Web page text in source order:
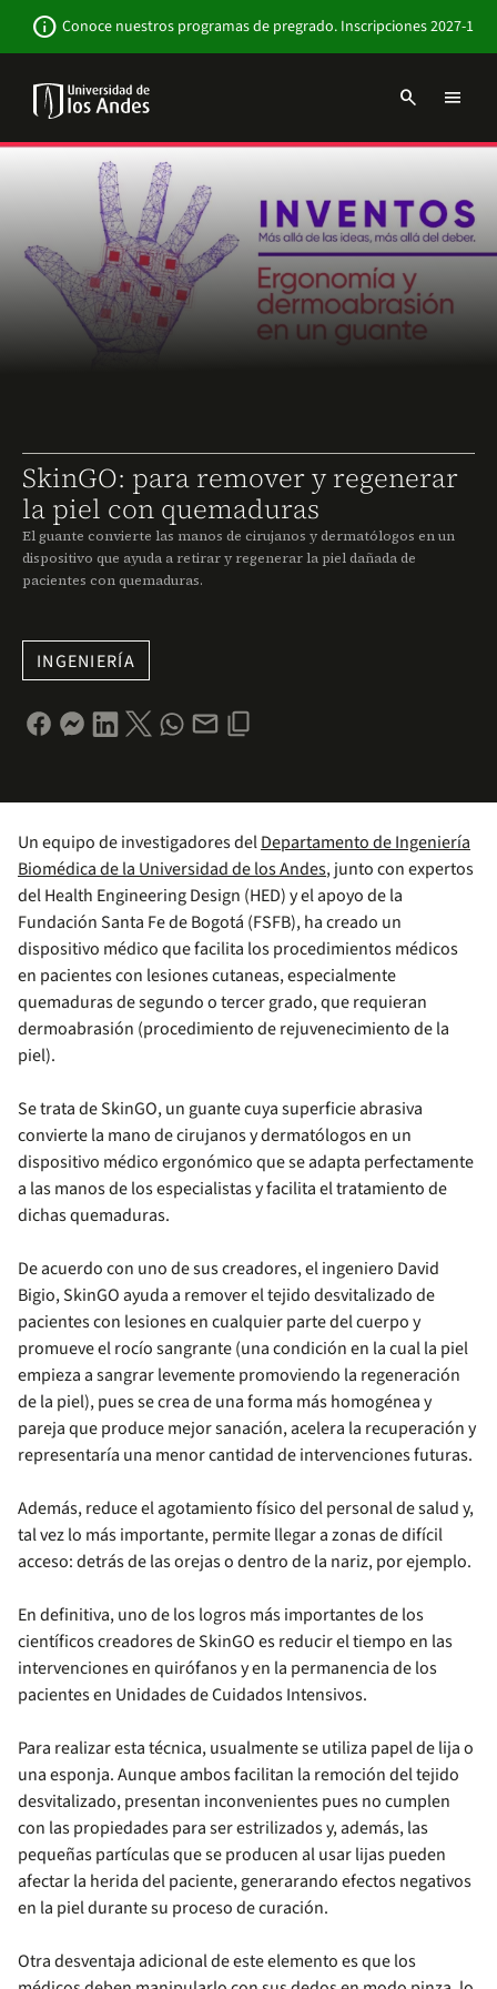
contenido
info Conoce nuestros programas de pregrado. Inscripciones 2027-1
Navbar
-
Sitio
Institucional
search menu
SkinGO: para remover y regenerar
la piel con quemaduras
El guante convierte las manos de cirujanos y dermatólogos en un
dispositivo que ayuda a retirar y regenerar la piel dañada de
pacientes con quemaduras.
INGENIERÍA
Un equipo de investigadores delDepartamento de Ingeniería
Biomédica de la Universidad de los Andes, junto con expertos
del Health Engineering Design (HED) y el apoyo de la
Fundación Santa Fe de Bogotá (FSFB), ha creado un
dispositivo médico que facilita los procedimientos médicos
en pacientes con lesiones cutaneas, especialmente
quemaduras de segundo o tercer grado, que requieran
dermoabrasión (procedimiento de rejuvenecimiento de la
piel).
Se trata de SkinGO, un guante cuya superficie abrasiva
convierte la mano de cirujanos y dermatólogos en un
dispositivo médico ergonómico que se adapta perfectamente
a las manos de los especialistas y facilita el tratamiento de
dichas quemaduras.
De acuerdo con uno de sus creadores, el ingeniero David
Bigio, SkinGO ayuda a remover el tejido desvitalizado de
pacientes con lesiones en cualquier parte del cuerpo y
promueve el rocío sangrante (una condición en la cual la piel
empieza a sangrar levemente promoviendo la regeneración
de la piel), pues se crea de una forma más homogénea y
pareja que produce mejor sanación, acelera la recuperación y
representaría una menor cantidad de intervenciones futuras.
Además, reduce el agotamiento físico del personal de salud y,
tal vez lo más importante, permite llegar a zonas de difícil
acceso: detrás de las orejas o dentro de la nariz, por ejemplo.
En definitiva, uno de los logros más importantes de los
científicos creadores de SkinGO es reducir el tiempo en las
intervenciones en quirófanos y en la permanencia de los
pacientes en Unidades de Cuidados Intensivos.
Para realizar esta técnica, usualmente se utiliza papel de lija o
una esponja. Aunque ambos facilitan la remoción del tejido
desvitalizado, presentan inconvenientes pues no cumplen
con las propiedades para ser estrilizados y, además, las
pequeñas partículas que se producen al usar lijas pueden
afectar la herida del paciente, generarando efectos negativos
en la piel durante su proceso de curación.
Otra desventaja adicional de este elemento es que los